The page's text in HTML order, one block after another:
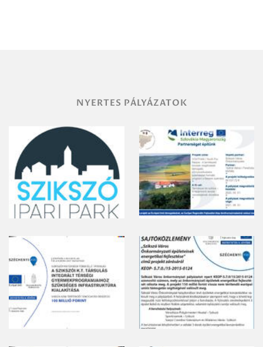
NYERTES PÁLYÁZATOK